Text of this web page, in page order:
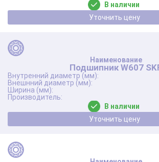
В наличии
Уточнить цену
Подшипник W607
В наличии
Уточнить цену